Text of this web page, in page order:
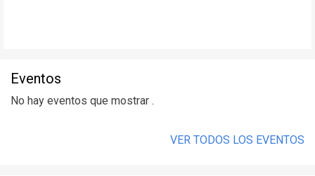
Eventos
No hay eventos que mostrar .
VER TODOS LOS EVENTOS